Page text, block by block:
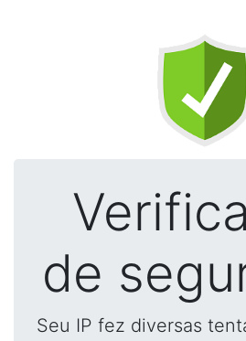
de
Seu IP fez diversas